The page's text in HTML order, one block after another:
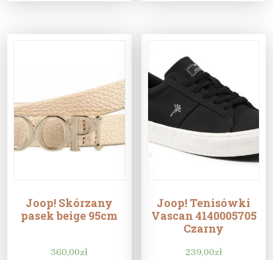
Joop! Skórzany
pasek beige 95cm
360,00zł
Joop! Tenisówki
Vascan 4140005705
Czarny
239,00zł